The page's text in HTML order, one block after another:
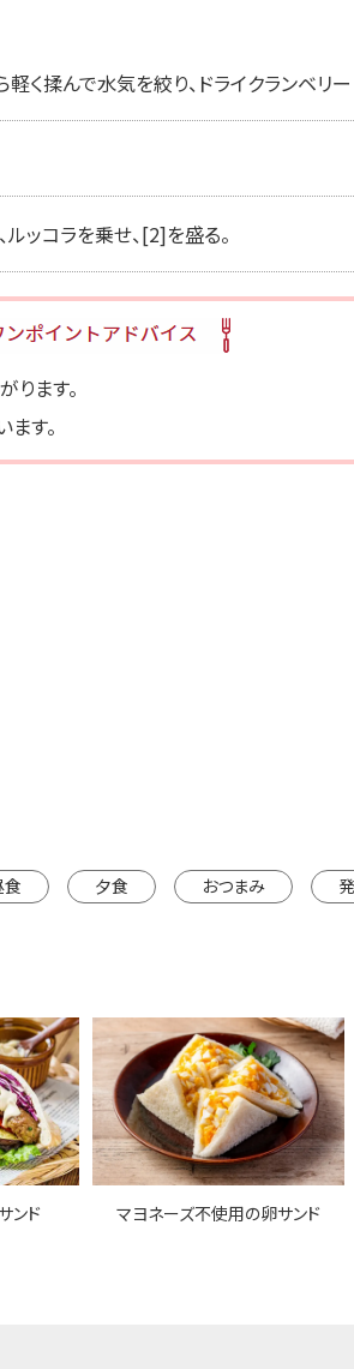
く揉んで水気を絞り、ドライクランベリ
ッコラを乗せ、[2]を盛る。
ります。
す。
食 夕食 おつまみ
ンド マヨネーズ不使用の卵サンド